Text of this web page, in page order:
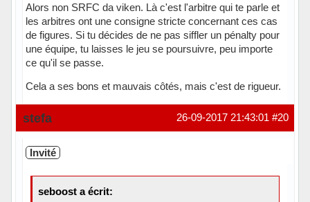
Alors non SRFC da viken. Là c'est l'arbitre qui te parle et
les arbitres ont une consigne stricte concernant ces cas
de figures. Si tu décides de ne pas siffler un pénalty pour
une équipe, tu laisses le jeu se poursuivre, peu importe
ce qu'il se passe.
Cela a ses bons et mauvais côtés, mais c'est de rigueur.
Hors ligne #20
26-09-2017 21:43:01
stefa
Invité
seboost a écrit: